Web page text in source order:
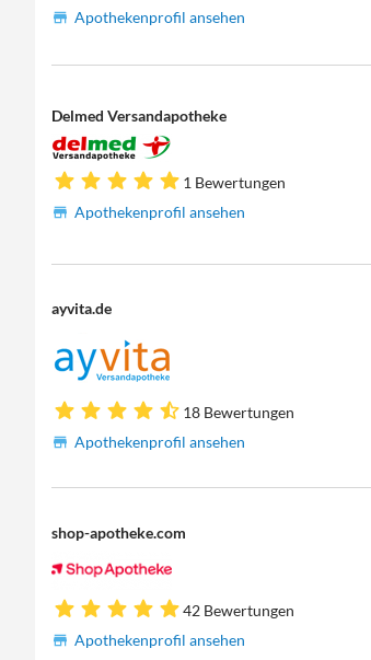
Apothekenprofil ansehen
Delmed Versandapotheke
1 Bewertungen
Apothekenprofil ansehen
ayvita.de
18 Bewertungen
Apothekenprofil ansehen
shop-apotheke.com
42 Bewertungen
Apothekenprofil ansehen